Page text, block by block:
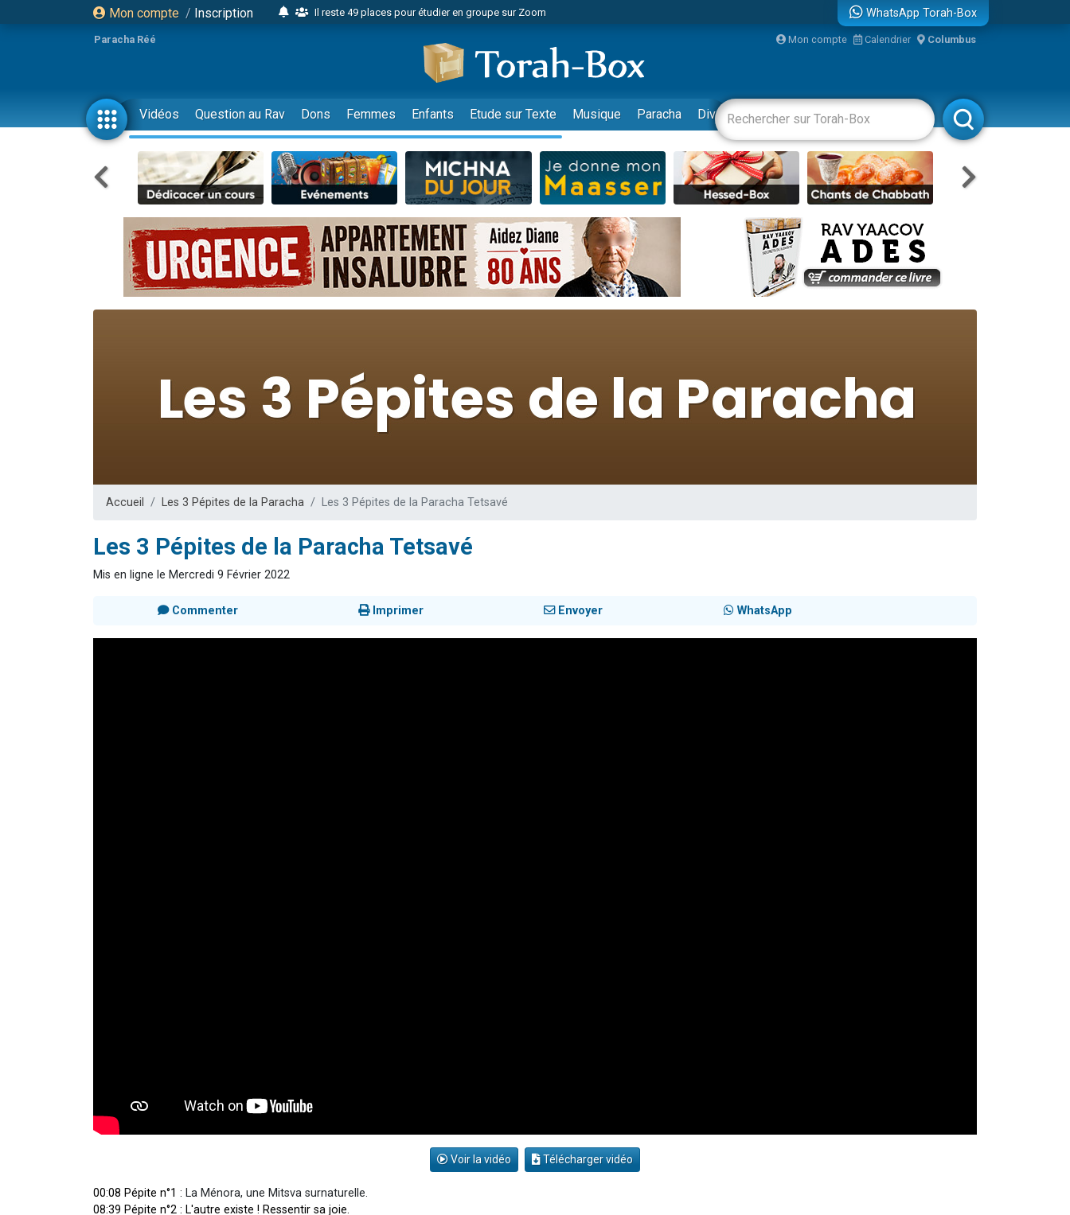
Mon compte / Inscription
Il reste 49 places pour étudier en groupe sur Zoom
Eva vient de donner son Maasser
4 personnes viennent de nous rejoindre sur WhatsApp
3 personnes viennent de nous rejoindre sur WhatsApp
Odaya vient de donner son Maasser
3 personnes viennent de faire un don pour 5 jours de vacances aux Orphelins
2 personnes viennent de nous rejoindre sur WhatsApp
13 personnes viennent de demander une bénédiction
Il reste 49 places pour étudier en groupe sur Zoom
30 personnes viennent de faire un don pour Sauvez la jambe de Yohan
12 nouvelles musiques dans Torah-Box Music
3 personnes viennent de nous rejoindre sur WhatsApp
2 nouvelles musiques dans Torah-Box Music
8 personnes viennent de faire un don pour Tsédaka : pauvres d'Israel
Nouvelle émission radio : Visions de grandeur n°104 : Le Chabbath et le Birkat Hamazone à travers le temps
WhatsApp Torah-Box
Paracha Réé Mon compte Calendrier Columbus
Vidéos Question au Rav Dons Femmes Enfants Etude sur Texte Musique Paracha Divertissements Livres Rabbanim
Accueil Les 3 Pépites de la Paracha Les 3 Pépites de la Paracha Tetsavé
Les 3 Pépites de la Paracha Tetsavé
Mis en ligne le Mercredi 9 Février 2022
Commenter Imprimer Envoyer WhatsApp
Voir la vidéo Télécharger vidéo
00:08 Pépite n°1 : La Ménora, une Mitsva surnaturelle.
08:39 Pépite n°2 : L'autre existe ! Ressentir sa joie.